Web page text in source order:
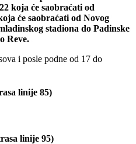
koja će saobraćati od
će saobraćati od Novog
stadiona do Padinske
Reve.
i posle podne od 17 do
linije 85)
linije 95)